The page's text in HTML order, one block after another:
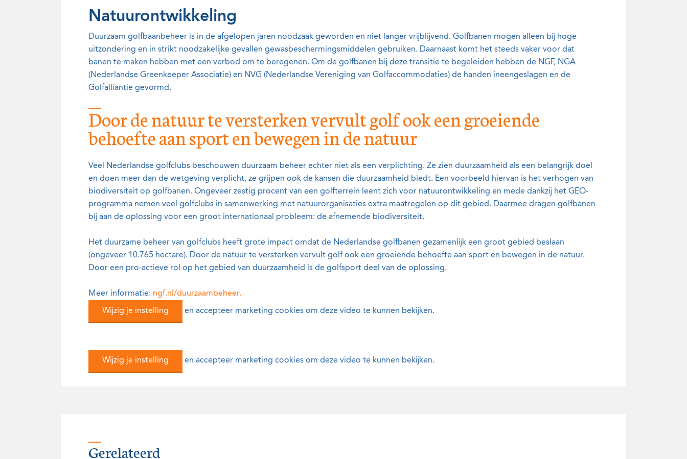
Natuurontwikkeling
Duurzaam golfbaanbeheer is in de afgelopen jaren noodzaak geworden en niet langer vrijblijvend. Golfbanen mogen alleen bij hoge
uitzondering en in strikt noodzakelijke gevallen gewasbeschermingsmiddelen gebruiken. Daarnaast komt het steeds vaker voor dat
banen te maken hebben met een verbod om te beregenen. Om de golfbanen bij deze transitie te begeleiden hebben de NGF, NGA
(Nederlandse Greenkeeper Associatie) en NVG (Nederlandse Vereniging van Golfaccommodaties) de handen ineengeslagen en de
Golfalliantie gevormd.
Door de natuur te versterken vervult golf ook een groeiende
behoefte aan sport en bewegen in de natuur
Veel Nederlandse golfclubs beschouwen duurzaam beheer echter niet als een verplichting. Ze zien duurzaamheid als een belangrijk doel
en doen meer dan de wetgeving verplicht, ze grijpen ook de kansen die duurzaamheid biedt. Een voorbeeld hiervan is het verhogen van
biodiversiteit op golfbanen. Ongeveer zestig procent van een golfterrein leent zich voor natuurontwikkeling en mede dankzij het GEO-
programma nemen veel golfclubs in samenwerking met natuurorganisaties extra maatregelen op dit gebied. Daarmee dragen golfbanen
bij aan de oplossing voor een groot internationaal probleem: de afnemende biodiversiteit.
Het duurzame beheer van golfclubs heeft grote impact omdat de Nederlandse golfbanen gezamenlijk een groot gebied beslaan
(ongeveer 10.765 hectare). Door de natuur te versterken vervult golf ook een groeiende behoefte aan sport en bewegen in de natuur.
Door een pro-actieve rol op het gebied van duurzaamheid is de golfsport deel van de oplossing.
Meer informatie: ngf.nl/duurzaambeheer.
Wijzig je instelling en accepteer marketing cookies om deze video te kunnen bekijken.
Wijzig je instelling en accepteer marketing cookies om deze video te kunnen bekijken.
Gerelateerd